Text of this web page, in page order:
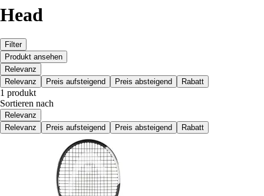
Head
Filter
Produkt ansehen
Relevanz
Relevanz
Preis aufsteigend Preis absteigend Rabatt
1 produkt
Sortieren nach
Relevanz
Relevanz
Preis aufsteigend Preis absteigend Rabatt